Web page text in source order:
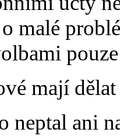
malé
mají
neptal ani